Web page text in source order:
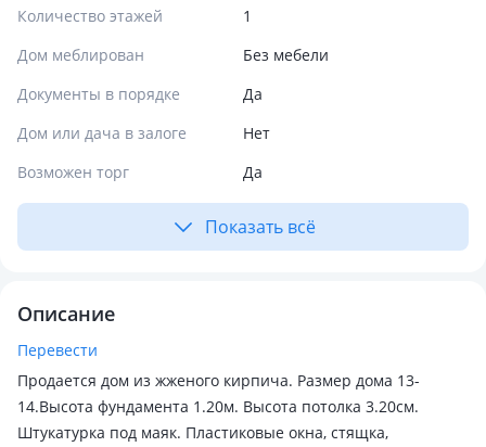
Количество этажей
1
Дом меблирован
Без мебели
Документы в порядке
Да
Дом или дача в залоге
Нет
Возможен торг
Да
Показать всё
Описание
Перевести
Продается дом из жженого кирпича. Размер дома 13-
14.Высота фундамента 1.20м. Высота потолка 3.20см.
Штукатурка под маяк. Пластиковые окна, стящка,